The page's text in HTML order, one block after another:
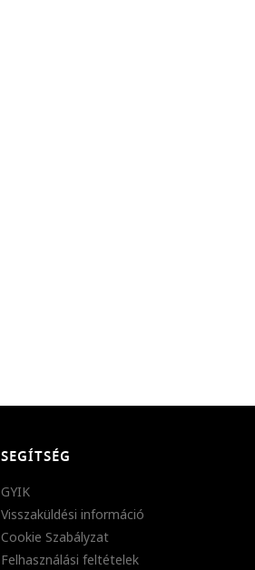
SEGÍTSÉG
GYIK
Visszaküldési információ
Cookie Szabályzat
Felhasználási feltételek